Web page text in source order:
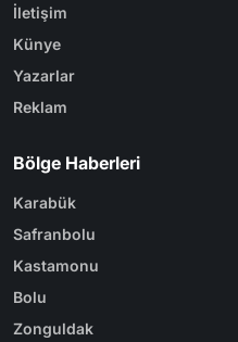
İletişim
Künye
Yazarlar
Reklam
Bölge Haberleri
Karabük
Safranbolu
Kastamonu
Bolu
Zonguldak